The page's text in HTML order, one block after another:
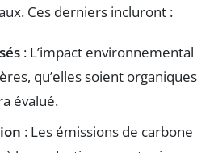
Ces derniers incluront :
: L’impact environnemental
qu’elles soient organiques
évalué.
: Les émissions de carbone